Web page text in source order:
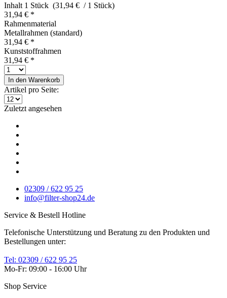
Inhalt 1 Stück (31,94 € / 1 Stück)
31,94 € *
Rahmenmaterial
Metallrahmen (standard)
31,94 € *
Kunststoffrahmen
31,94 € *
In den Warenkorb
Artikel pro Seite:
Zuletzt angesehen
02309 / 622 95 25
info@filter-shop24.de
Service & Bestell Hotline
Telefonische Unterstützung und Beratung zu den Produkten und
Bestellungen unter:
Tel: 02309 / 622 95 25
Mo-Fr: 09:00 - 16:00 Uhr
Shop Service